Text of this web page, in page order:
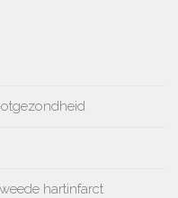
hartinfarct